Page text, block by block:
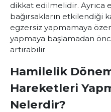
dikkat edilmelidir. Ayrıca
bağırsakların etkilendiği
egzersiz yapmamaya
yapmaya başlamadan
artırabilir
Hamilelik
Hareketleri
Nelerdir?